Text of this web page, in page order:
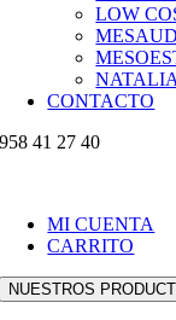
LOW
CONTACTO
958 41 27 40
MI CUENTA
CARRITO
NUESTROS